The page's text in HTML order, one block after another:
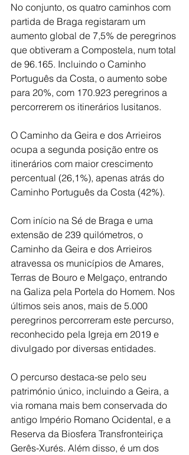
No conjunto, os quatro caminhos com
partida de Braga registaram um
aumento global de 7,5% de peregrinos
que obtiveram a Compostela, num total
de 96.165. Incluindo o Caminho
Português da Costa, o aumento sobe
para 20%, com 170.923 peregrinos a
percorrerem os itinerários lusitanos.
O Caminho da Geira e dos Arrieiros
ocupa a segunda posição entre os
itinerários com maior crescimento
percentual (26,1%), apenas atrás do
Caminho Português da Costa (42%).
Com início na Sé de Braga e uma
extensão de 239 quilómetros, o
Caminho da Geira e dos Arrieiros
atravessa os municípios de Amares,
Terras de Bouro e Melgaço, entrando
na Galiza pela Portela do Homem. Nos
últimos seis anos, mais de 5.000
peregrinos percorreram este percurso,
reconhecido pela Igreja em 2019 e
divulgado por diversas entidades.
O percurso destaca-se pelo seu
património único, incluindo a Geira, a
via romana mais bem conservada do
antigo Império Romano Ocidental, e a
Reserva da Biosfera Transfronteiriça
Gerês-Xurés. Além disso, é um dos